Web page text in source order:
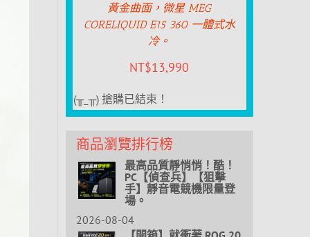
黃金曲面，微星 MEG
CORELIQUID E15 360 一體式水
冷。
NT$13,990
(╥_╥) 搶購已結束！
商品瀏覽排行榜
最高品質靜悄悄！酷！
PC【偵查兵】【狙擊
手】靜音電競機限量登
場。
2026-08-04